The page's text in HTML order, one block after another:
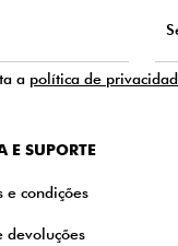
a política de
E SUPORTE
e condições
devoluções